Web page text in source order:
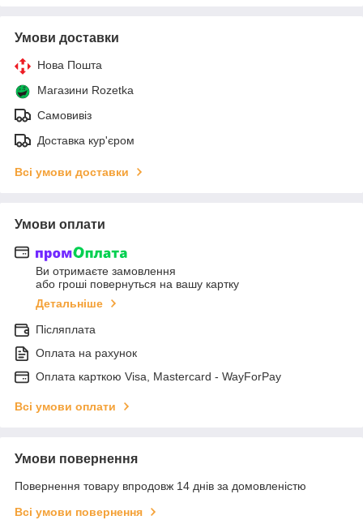
Умови доставки
Нова Пошта
Магазини Rozetka
Самовивіз
Доставка кур'єром
Всі умови доставки
Умови оплати
Ви отримаєте замовлення
або гроші повернуться на вашу картку
Детальніше
Післяплата
Оплата на рахунок
Оплата карткою Visa, Mastercard - WayForPay
Всі умови оплати
Умови повернення
Повернення товару впродовж 14 днів за домовленістю
Всі умови повернення